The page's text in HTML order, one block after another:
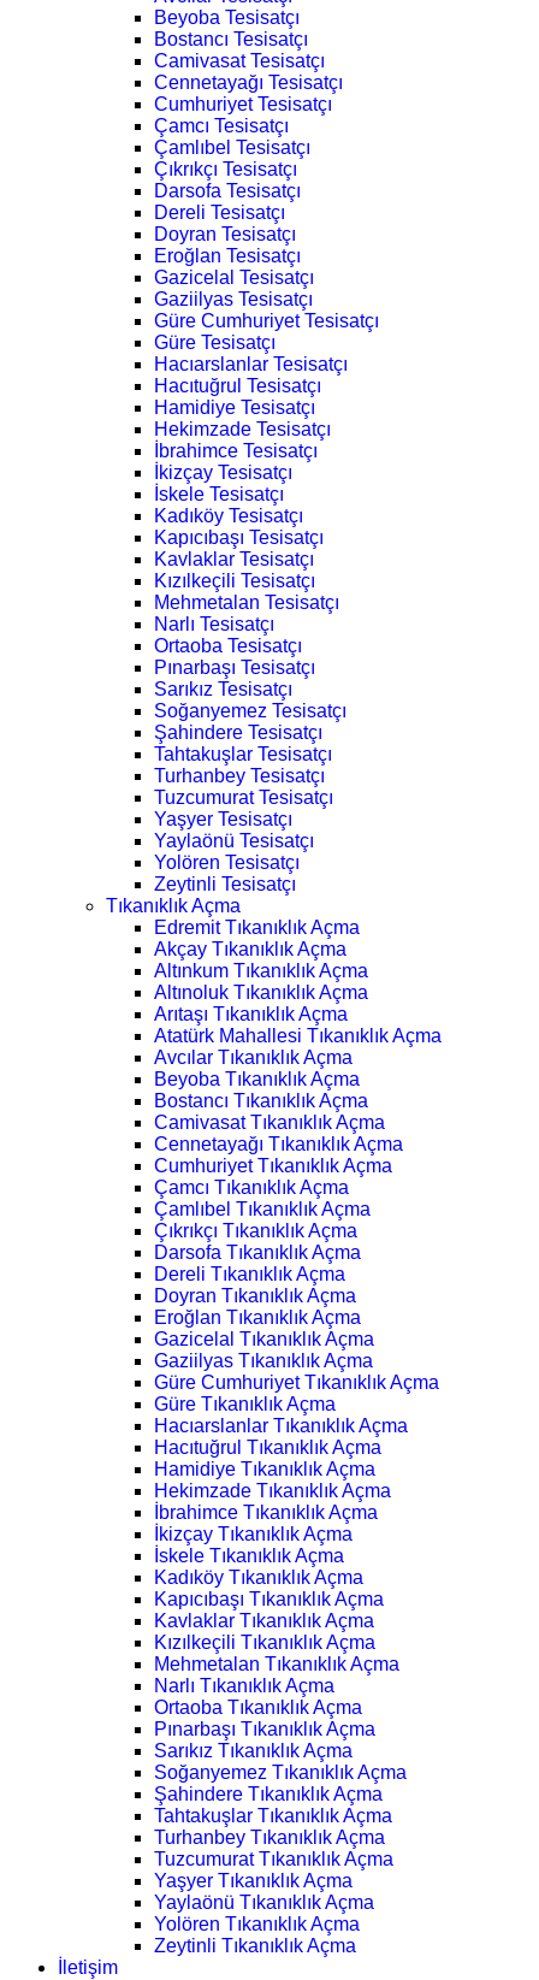
Beyoba Tesisatçı
Bostancı Tesisatçı
Camivasat Tesisatçı
Cennetayağı Tesisatçı
Cumhuriyet Tesisatçı
Çamcı Tesisatçı
Çamlıbel Tesisatçı
Çıkrıkçı Tesisatçı
Darsofa Tesisatçı
Dereli Tesisatçı
Doyran Tesisatçı
Eroğlan Tesisatçı
Gazicelal Tesisatçı
Gaziilyas Tesisatçı
Güre Cumhuriyet Tesisatçı
Güre Tesisatçı
Hacıarslanlar Tesisatçı
Hacıtuğrul Tesisatçı
Hamidiye Tesisatçı
Hekimzade Tesisatçı
İbrahimce Tesisatçı
İkizçay Tesisatçı
İskele Tesisatçı
Kadıköy Tesisatçı
Kapıcıbaşı Tesisatçı
Kavlaklar Tesisatçı
Kızılkeçili Tesisatçı
Mehmetalan Tesisatçı
Narlı Tesisatçı
Ortaoba Tesisatçı
Pınarbaşı Tesisatçı
Sarıkız Tesisatçı
Soğanyemez Tesisatçı
Şahindere Tesisatçı
Tahtakuşlar Tesisatçı
Turhanbey Tesisatçı
Tuzcumurat Tesisatçı
Yaşyer Tesisatçı
Yaylaönü Tesisatçı
Yolören Tesisatçı
Zeytinli Tesisatçı
Tıkanıklık Açma
Edremit Tıkanıklık Açma
Akçay Tıkanıklık Açma
Altınkum Tıkanıklık Açma
Altınoluk Tıkanıklık Açma
Arıtaşı Tıkanıklık Açma
Atatürk Mahallesi Tıkanıklık Açma
Avcılar Tıkanıklık Açma
Beyoba Tıkanıklık Açma
Bostancı Tıkanıklık Açma
Camivasat Tıkanıklık Açma
Cennetayağı Tıkanıklık Açma
Cumhuriyet Tıkanıklık Açma
Çamcı Tıkanıklık Açma
Çamlıbel Tıkanıklık Açma
Çıkrıkçı Tıkanıklık Açma
Darsofa Tıkanıklık Açma
Dereli Tıkanıklık Açma
Doyran Tıkanıklık Açma
Eroğlan Tıkanıklık Açma
Gazicelal Tıkanıklık Açma
Gaziilyas Tıkanıklık Açma
Güre Cumhuriyet Tıkanıklık Açma
Güre Tıkanıklık Açma
Hacıarslanlar Tıkanıklık Açma
Hacıtuğrul Tıkanıklık Açma
Hamidiye Tıkanıklık Açma
Hekimzade Tıkanıklık Açma
İbrahimce Tıkanıklık Açma
İkizçay Tıkanıklık Açma
İskele Tıkanıklık Açma
Kadıköy Tıkanıklık Açma
Kapıcıbaşı Tıkanıklık Açma
Kavlaklar Tıkanıklık Açma
Kızılkeçili Tıkanıklık Açma
Mehmetalan Tıkanıklık Açma
Narlı Tıkanıklık Açma
Ortaoba Tıkanıklık Açma
Pınarbaşı Tıkanıklık Açma
Sarıkız Tıkanıklık Açma
Soğanyemez Tıkanıklık Açma
Şahindere Tıkanıklık Açma
Tahtakuşlar Tıkanıklık Açma
Turhanbey Tıkanıklık Açma
Tuzcumurat Tıkanıklık Açma
Yaşyer Tıkanıklık Açma
Yaylaönü Tıkanıklık Açma
Yolören Tıkanıklık Açma
Zeytinli Tıkanıklık Açma
İletişim